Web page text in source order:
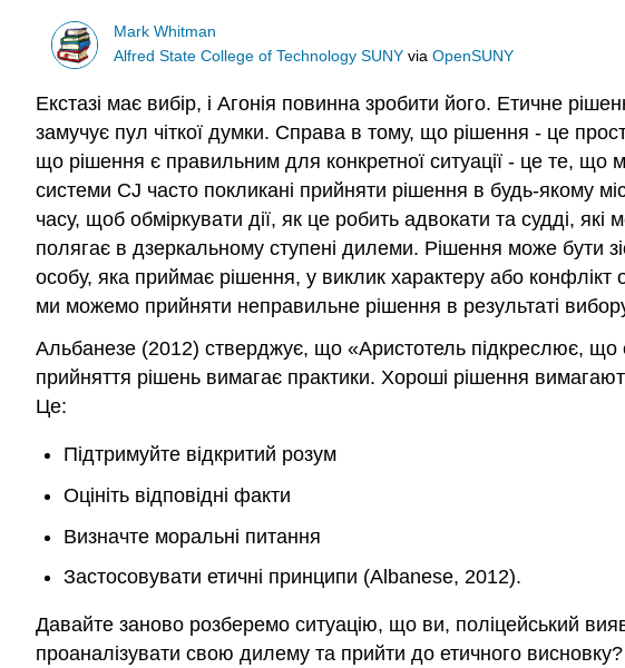
Mark Whitman
Alfred State College of Technology SUNYvia OpenSUNY
Екстазі має вибір, і Агонія повинна зробити його. Етичне
замучує пул чіткої думки. Справа в тому, що рішення - це
що рішення є правильним для конкретної ситуації - це те, що
системи CJ часто покликані прийняти рішення в будь-якому
часу, щоб обміркувати дії, як це робить адвокати та судді,
полягає в дзеркальному ступені дилеми. Рішення може бути
особу, яка приймає рішення, у виклик характеру або
ми можемо прийняти неправильне рішення в результаті
Альбанезе (2012) стверджує, що «Аристотель підкреслює,
прийняття рішень вимагає практики. Хороші рішення
Це:
Підтримуйте відкритий розум
Оцініть відповідні факти
Визначте моральні питання
Застосовувати етичні принципи (Albanese, 2012).
Давайте заново розберемо ситуацію, що ви, поліцейський
проаналізувати свою дилему та прийти до етичного